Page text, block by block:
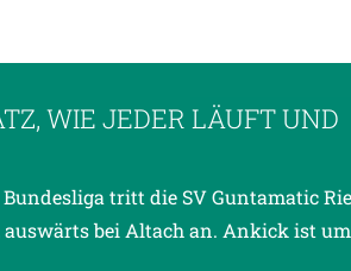
WIE JEDER LÄUFT UND
tritt die SV Guntamatic
auswärts bei Altach an. Ankick ist um